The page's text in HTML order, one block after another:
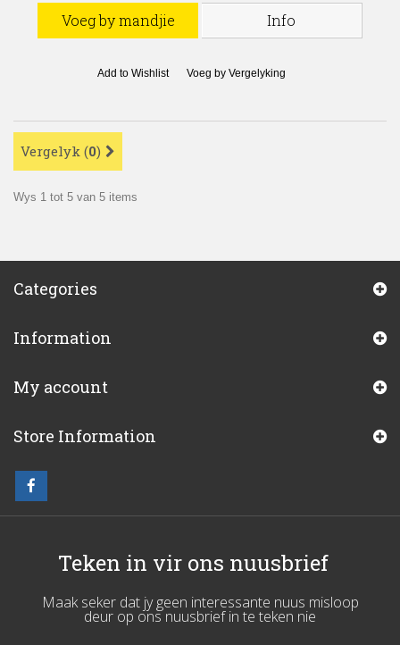
Voeg by mandjie Info
Add to Wishlist Voeg by Vergelyking
Vergelyk (0)
Wys 1 tot 5 van 5 items
Categories
Information
My account
Store Information
Teken in vir ons nuusbrief
Maak seker dat jy geen interessante nuus misloop
deur op ons nuusbrief in te teken nie